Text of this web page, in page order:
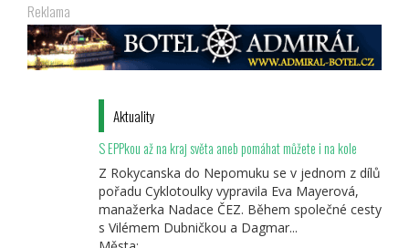
Reklama
Aktuality
S EPPkou až na kraj světa aneb pomáhat můžete i na kole
Z Rokycanska do Nepomuku se v jednom z dílů
pořadu Cyklotoulky vypravila Eva Mayerová,
manažerka Nadace ČEZ. Během společné cesty
s Vilémem Dubničkou a Dagmar...